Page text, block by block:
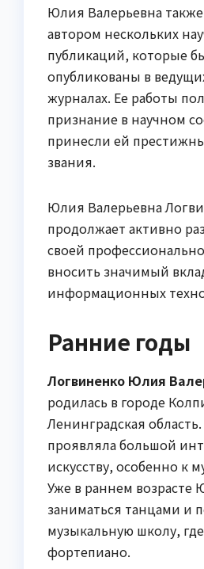
Юлия Валерьевна
автором нескольких
публикаций, которые
опубликованы в
журналах. Ее работы
признание в научном
принесли ей
звания.
Юлия Валерьевна
продолжает активно
своей
вносить значимый
информационных
Ранние годы
Логвиненко Юлия
родилась в городе
Ленинградская
проявляла большой
искусству, особенно к
Уже в раннем возрасте
заниматься танцами и
музыкальную школу,
фортепиано.